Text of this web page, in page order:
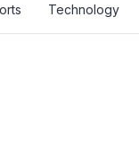
Technology